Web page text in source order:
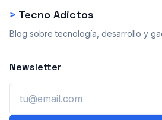
> Tecno Adictos
Blog sobre tecnología, desarrollo y
Newsletter